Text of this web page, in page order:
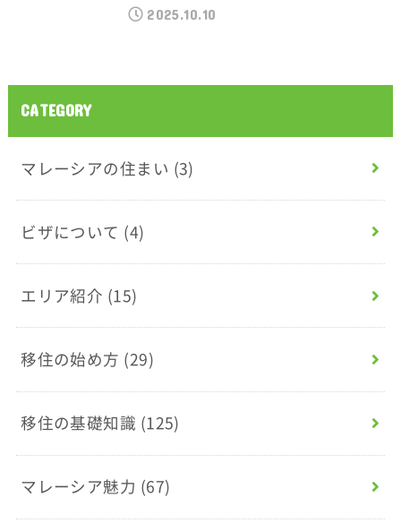
2025.10.10
CATEGORY
マレーシアの住まい (3)
ビザについて (4)
エリア紹介 (15)
移住の始め方 (29)
移住の基礎知識 (125)
マレーシア魅力 (67)